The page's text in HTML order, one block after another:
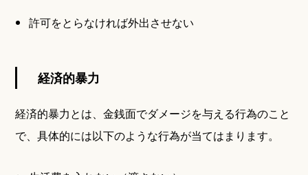
許可をとらなければ外出させない
経済的暴力
経済的暴力とは、金銭面でダメージを与える行為のこと
で、具体的には以下のような行為が当てはまります。